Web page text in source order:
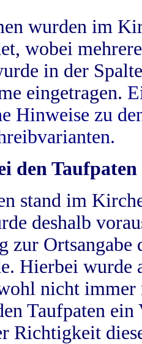
wurden im
wobei
in der
eingetragen.
Hinweise zu
den Taufpaten
stand im
deshalb
zur
Hierbei wurde
nicht
Taufpaten
Richtigkeit